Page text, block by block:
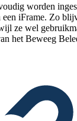
worden
een iFrame. Zo
ze wel
het Beweeg